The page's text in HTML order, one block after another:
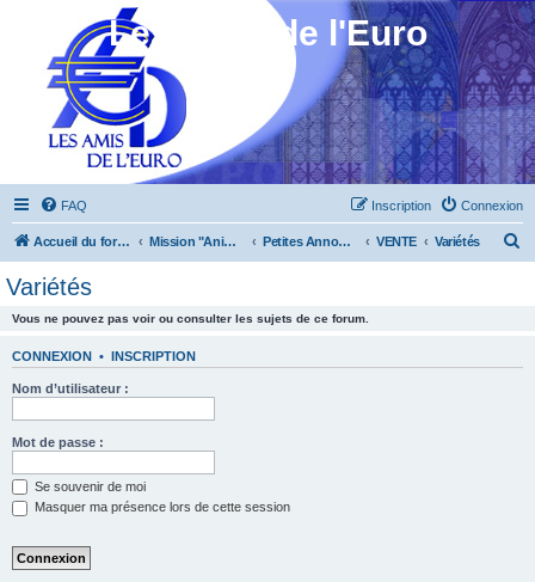
Les Amis de l'Euro
FAQ Connexion
Inscription
Accueil du forum Mission "Animation" Petites Annonces VENTE Variétés
Variétés
Vous ne pouvez pas voir ou consulter les sujets de ce forum.
CONNEXION • INSCRIPTION
Nom d’utilisateur :
Mot de passe :
Se souvenir de moi
Masquer ma présence lors de cette session